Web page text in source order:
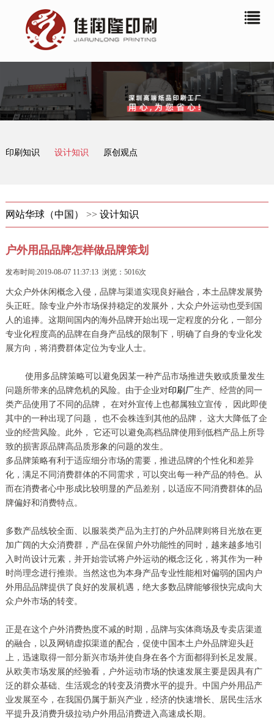
印刷知识 设计知识 原创观点
网站华球（中国） >>设计知识
户外用品品牌怎样做品牌策划
发布时间:2019-08-07 11:37:13 浏览：5016次
大众户外休闲概念入侵，品牌与渠道实现良好融合，本土品牌发展势
头正旺。除专业户外市场保持稳定的发展外，大众户外运动也受到国
人的追捧。这期间国内的海外品牌开始出现一定程度的分化，一部分
专业化程度高的品牌在自身产品线的限制下，明确了自身的专业化发
展方向，将消费群体定位为专业人士。
使用多品牌策略可以避免因某一种产品市场推进失败或质量发生
问题所带来的品牌危机的风险。由于企业对印刷厂生产、经营的同一
类产品使用了不同的品牌， 在对外宣传上也都属独立宣传， 因此即使
其中的一种出现了问题， 也不会株连到其他的品牌， 这大大降低了企
业的经营风险。此外， 它还可以避免高档品牌使用到低档产品上所导
致的损害原品牌高品质形象的问题的发生。
多品牌策略有利于适应细分市场的需要，推进品牌的个性化和差异
化，满足不同消费群体的不同需求，可以突出每一种产品的特色。从
而在消费者心中形成比较明显的产品差别，以适应不同消费群体的品
牌偏好和消费特点。
多数产品线较全面、以服装类产品为主打的户外品牌则将目光放在更
加广阔的大众消费群，产品在保留户外功能性的同时，越来越多地引
入时尚设计元素，并开始尝试将户外运动的概念泛化，将其作为一种
时尚理念进行推崇。当然这也为本身产品专业性能相对偏弱的国内户
外用品品牌提供了良好的发展机遇，绝大多数品牌能够很快完成向大
众户外市场的转变。
正是在这个户外消费热度不减的时期，品牌与实体商场及专卖店渠道
的融合，以及网销虚拟渠道的配合，促使中国本土户外品牌迎头赶
上，迅速取得一部分新兴市场并使自身在各个方面都得到长足发展。
从欧美市场发展的经验看，户外运动市场的快速发展主要是因具有广
泛的群众基础、生活观念的转变及消费水平的提升。中国户外用品产
业发展至今，在我国仍属于新兴产业，经济的快速增长、居民生活水
平提升及消费升级拉动户外用品消费进入高速成长期。